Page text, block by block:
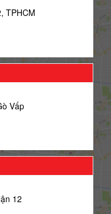
TPHCM
Vấp
12